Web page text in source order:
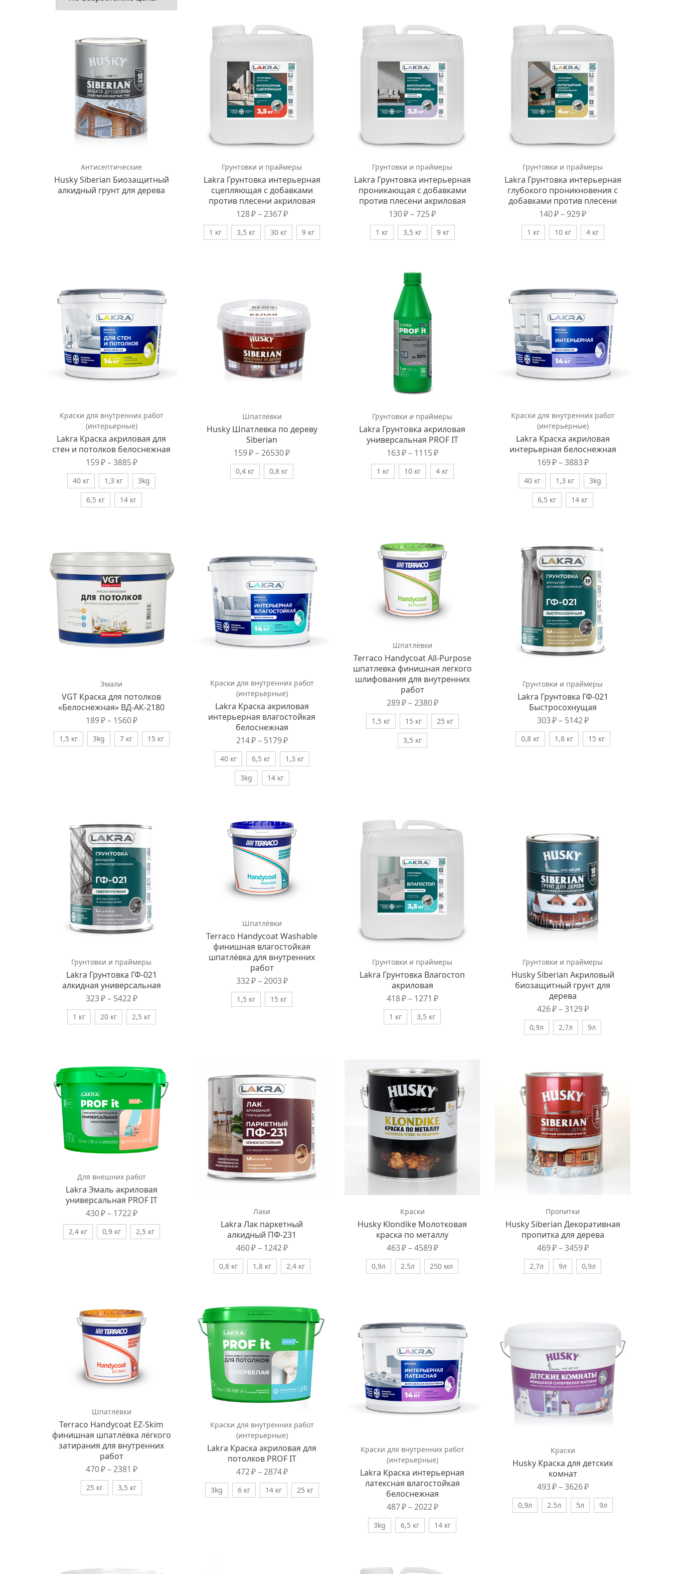
Антисептические
Husky Siberian Биозащитный
алкидный грунт для дерева
Грунтовки и праймеры
Lakra Грунтовка интерьерная
сцепляющая с добавками
против плесени акриловая
128₽ – 2367₽
1 кг 3,5 кг 30 кг 9 кг
Грунтовки и праймеры
Lakra Грунтовка интерьерная
проникающая с добавками
против плесени акриловая
130₽–725₽
1 кг 3,5 кг 9 кг
Грунтовки и праймеры
Lakra Грунтовка интерьерная
глубокого проникновения с
добавками против плесени
140₽– 929₽
1 кг 10 кг 4 кг
Краски для внутренних работ
(интерьерные)
Lakra Краска акриловая для
стен и потолков белоснежная
159₽ – 3885₽
40 кг 1,3 кг
3kg
6,5 кг
14 кг
Шпатлёвки
Husky Шпатлевка по дереву
Siberian
159₽–26530₽
0,4 кг 0,8 кг
Грунтовки и праймеры
Lakra Грунтовка акриловая
универсальная PROF IT
163₽ – 1115₽
1 кг 10 кг 4 кг
Краски для внутренних работ
(интерьерные)
Lakra Краска акриловая
интерьерная белоснежная
169₽ – 3883₽
40 кг 1,3 кг
3kg
6,5 кг
14 кг
Эмали
VGT Краска для потолков
«Белоснежная» ВД-АК-2180
189₽ – 1560₽
1,5 кг 3kg 7 кг 15 кг
Краски для внутренних работ
(интерьерные)
Lakra Краска акриловая
интерьерная влагостойкая
белоснежная
214₽ – 5179₽
40 кг 6,5 кг
1,3 кг
3kg
14 кг
Шпатлёвки
Terraco Handycoat All-Purpose
шпатлевка финишная легкого
шлифования для внутренних
работ
289₽ – 2380₽
1,5 кг 15 кг
25 кг
3,5 кг
Грунтовки и праймеры
Lakra Грунтовка ГФ-021
Быстросохнущая
303₽ – 5142₽
0,8 кг 1,8 кг 15 кг
Грунтовки и праймеры
Lakra Грунтовка ГФ-021
алкидная универсальная
323₽ – 5422₽
1 кг 20 кг 2,5 кг
Шпатлёвки
Terraco Handycoat Washable
финишная влагостойкая
шпатлёвка для внутренних
работ
332₽ – 2003₽
1,5 кг 15 кг
Грунтовки и праймеры
Lakra Грунтовка Влагостоп
акриловая
418₽ – 1271 ₽
1 кг 3,5 кг
Грунтовки и праймеры
Husky Siberian Акриловый
биозащитный грунт для
дерева
426₽ – 3129₽
0,9л 2,7л 9л
Для внешних работ
Lakra Эмаль акриловая
универсальная PROF IT
430₽ – 1722₽
2,4 кг 0,9 кг 2,5 кг
Лаки
Lakra Лак паркетный
алкидный ПФ-231
460₽ – 1242₽
0,8 кг 1,8 кг 2,4 кг
Краски
Husky Klondike Молотковая
краска по металлу
463₽ – 4589₽
0,9л 2.5л 250 мл
Пропитки
Husky Siberian Декоративная
пропитка для дерева
469₽ – 3459₽
2,7л 9л 0,9л
Шпатлёвки
Terraco Handycoat EZ-Skim
финишная шпатлёвка лёгкого
затирания для внутренних
работ
470₽ – 2381 ₽
25 кг 3,5 кг
Краски для внутренних работ
(интерьерные)
Lakra Краска акриловая для
потолков PROF IT
472₽ – 2874₽
3kg 6 кг 14 кг 25 кг
Краски для внутренних работ
(интерьерные)
Lakra Краска интерьерная
латексная влагостойкая
белоснежная
487₽ – 2022₽
3kg 6,5 кг 14 кг
Краски
Husky Краска для детских
комнат
493₽ – 3626₽
0,9л 2.5л 5л 9л